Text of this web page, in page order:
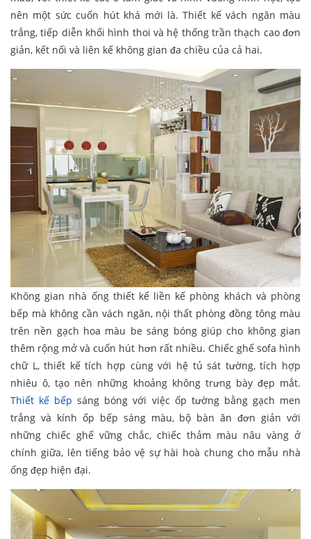
nên một sức cuốn hút khá mới là. Thiết kế vách ngăn màu
trắng, tiếp diễn khối hình thoi và hệ thống trần thạch cao đơn
giản, kết nối và liên kế không gian đa chiều của cả hai.
Không gian nhà ống thiết kế liền kế phòng khách và phòng
bếp mà không cần vách ngăn, nội thất phòng đồng tông màu
trên nền gạch hoa màu be sáng bóng giúp cho không gian
thêm rộng mở và cuốn hút hơn rất nhiều. Chiếc ghế sofa hình
chữ L, thiết kế tích hợp cùng với hệ tủ sát tường, tích hợp
nhiêu ô, tạo nên những khoảng không trưng bày đẹp mắt.
Thiết kế bếp sáng bóng với việc ốp tường bằng gạch men
trắng và kính ốp bếp sáng màu, bộ bàn ăn đơn giản với
những chiếc ghế vững chắc, chiếc thảm màu nâu vàng ở
chính giữa, lên tiếng bảo vệ sự hài hoà chung cho mẫu nhà
ống đẹp hiện đại.